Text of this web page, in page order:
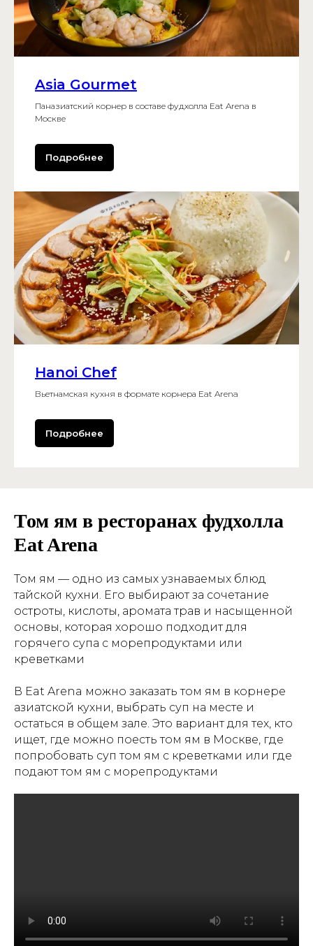
Asia Gourmet
Паназиатский корнер в составе фудхолла Eat Arena в
Москве
Подробнее
Hanoi Chef
Вьетнамская кухня в формате корнера Eat Arena
Подробнее
Том ям в ресторанах фудхолла
Eat Arena
Том ям — одно из самых узнаваемых блюд
тайской кухни. Его выбирают за сочетание
остроты, кислоты, аромата трав и насыщенной
основы, которая хорошо подходит для
горячего супа с морепродуктами или
креветками
В Eat Arena можно заказать том ям в корнере
азиатской кухни, выбрать суп на месте и
остаться в общем зале. Это вариант для тех, кто
ищет, где можно поесть том ям в Москве, где
попробовать суп том ям с креветками или где
подают том ям с морепродуктами